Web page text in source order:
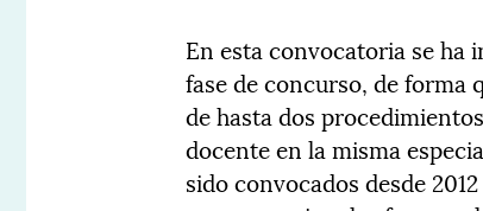
En esta convocatoria se ha
fase de concurso, de forma
de hasta dos
docente en la misma
sido convocados desde